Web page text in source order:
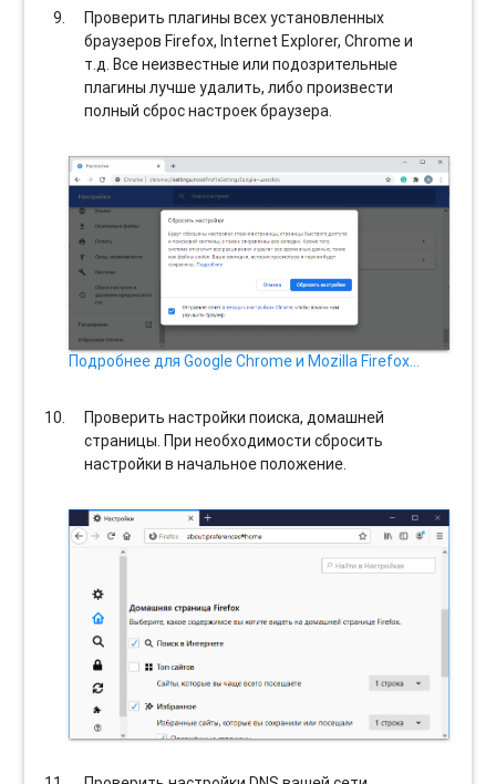
Проверить плагины всех установленных
браузеров Firefox, Internet Explorer, Chrome и
т.д. Все неизвестные или подозрительные
плагины лучше удалить, либо произвести
полный сброс настроек браузера.
Подробнее для Google Chrome и Mozilla Firefox…
Проверить настройки поиска, домашней
страницы. При необходимости сбросить
настройки в начальное положение.